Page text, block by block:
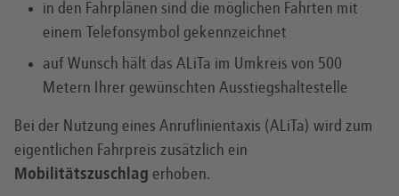
in den Fahrplänen sind die möglichen Fahrten mit
einem Telefonsymbol gekennzeichnet
auf Wunsch hält das ALiTa im Umkreis von 500
Metern Ihrer gewünschten Ausstiegshaltestelle
Bei der Nutzung eines Anruflinientaxis (ALiTa) wird zum
eigentlichen Fahrpreis zusätzlich ein
Mobilitätszuschlag erhoben.